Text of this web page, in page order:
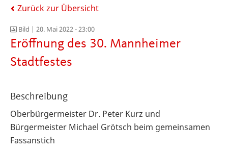
Zurück zur Übersicht
Bild | 20. Mai 2022 - 23:00
Eröffnung des 30. Mannheimer
Stadtfestes
Beschreibung
Oberbürgermeister Dr. Peter Kurz und
Bürgermeister Michael Grötsch beim gemeinsamen
Fassanstich